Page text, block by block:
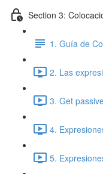
Section 3:
1. Guía de
2. Las
3. Get
4.
5.